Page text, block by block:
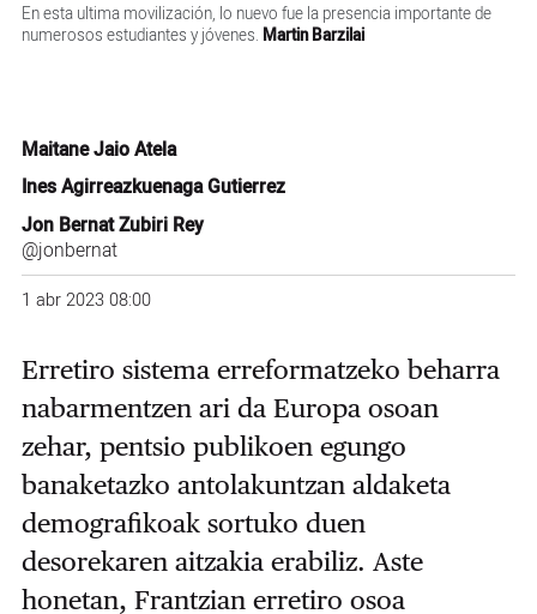
En esta ultima movilización, lo nuevo fue la presencia importante de
numerosos estudiantes y jóvenes. Martin Barzilai
Maitane Jaio Atela
Ines Agirreazkuenaga Gutierrez
Jon Bernat Zubiri Rey
@jonbernat
1 abr 2023 08:00
Erretiro sistema erreformatzeko beharra
nabarmentzen ari da Europa osoan
zehar, pentsio publikoen egungo
banaketazko antolakuntzan aldaketa
demografikoak sortuko duen
desorekaren aitzakia erabiliz. Aste
honetan, Frantzian erretiro osoa